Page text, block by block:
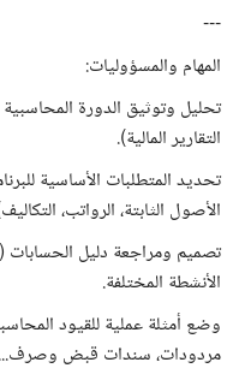
---
المهام والمسؤوليات:
تحليل وتوثيق الدورة
التقارير المالية).
تحديد المتطلبات الأساسية
الأصول الثابتة، الرواتب،
الأنشطة المختلفة.
وضع أمثلة عملية للقيود
مردودات، سندات قبض